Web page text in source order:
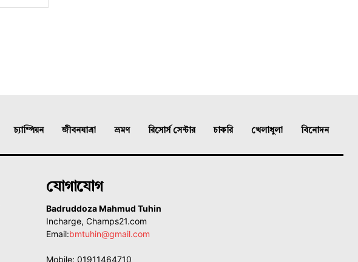
চ্যাম্পিয়ন জীবনযাত্রা ভ্রমণ রিসোর্স সেন্টার চাকরি খেলাধুলা বিনোদন
যোগাযোগ
Badruddoza Mahmud Tuhin
Incharge, Champs21.com
Email:bmtuhin@gmail.com
Mobile: 01911464710